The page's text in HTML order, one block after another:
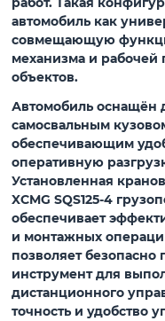
автомобиль как
совмещающую
механизма и
объектов.
Автомобиль оснащён
самосвальным
обеспечивающим
оперативную
Установленная
XCMG SQS125-4
обеспечивает
и монтажных
позволяет безопасно
инструмент для
дистанционного
точность и удобство